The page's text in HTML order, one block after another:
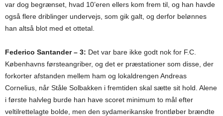
var dog begrænset, hvad 10’eren ellers kom frem til, og han havde
også flere driblinger undervejs, som gik galt, og derfor belønnes
han altså blot med et ottetal.
Federico Santander – 3: Det var bare ikke godt nok for F.C.
Københavns førsteangriber, og det er præstationer som disse, der
forkorter afstanden mellem ham og lokaldrengen Andreas
Cornelius, når Ståle Solbakken i fremtiden skal sætte sit hold. Alene
i første halvleg burde han have scoret minimum to mål efter
veltilrettelagte bolde, men den sydamerikanske frontløber brændte